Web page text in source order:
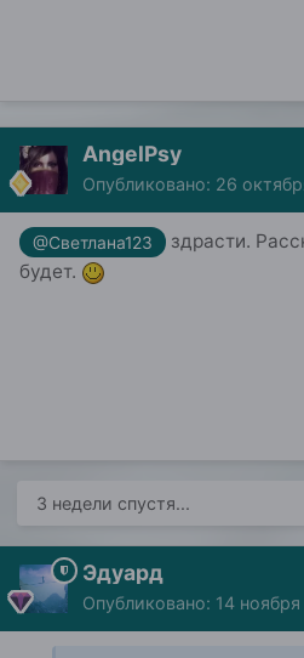
AngelPsy
Опубликовано: 26
@Светлана123
здрасти.
будет.
3 недели спустя...
Эдуард
Опубликовано: 14